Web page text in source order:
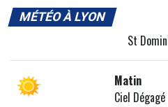
MÉTÉO À LYON
St
Matin
Ciel